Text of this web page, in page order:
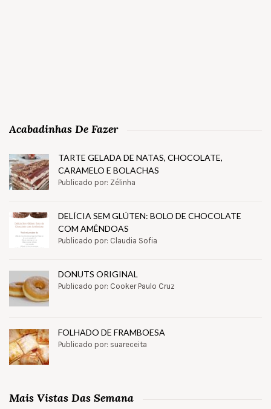
Acabadinhas De Fazer
TARTE GELADA DE NATAS, CHOCOLATE,
CARAMELO E BOLACHAS
Publicado por: Zélinha
DELÍCIA SEM GLÚTEN: BOLO DE CHOCOLATE
COM AMÊNDOAS
Publicado por: Claudia Sofia
DONUTS ORIGINAL
Publicado por: Cooker Paulo Cruz
FOLHADO DE FRAMBOESA
Publicado por: suareceita
Mais Vistas Das Semana